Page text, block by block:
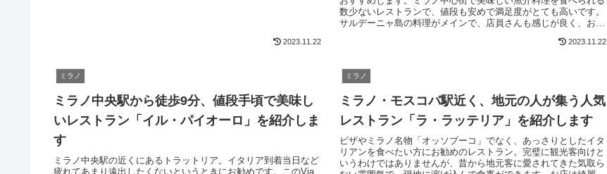
2023.11.22
数少ないレストランで、値段も安めで満足度がとても高いです。
サルデーニャ島の料理がメインで、店員さんも感じが良く、お得
2023.11.22
ミラノ
ミラノ中央駅から徒歩9分、値段手頃で美味し
いレストラン「イル・パイオーロ」を紹介しま
す
ミラノ中央駅の近くにあるトラットリア。イタリア到着当日など
疲れてあまり遠出したくないというときにお勧めです。このVia
ミラノ
ミラノ・モスコバ駅近く、地元の人が集う人気
レストラン「ラ・ラッテリア」を紹介します
ビザやミラノ名物「オッソブーコ」でなく、あっさりとしたイタ
リアンを食べたい方にお勧めのレストラン。完璧に観光客向けと
いうわけではありませんが、昔から地元客に愛されてきた気取ら